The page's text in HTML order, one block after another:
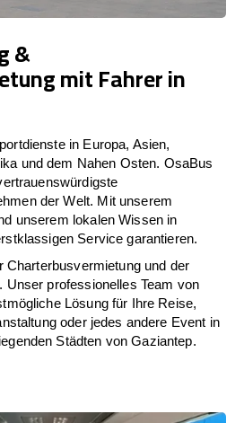
&
mit Fahrer in
in Europa, Asien,
und dem Nahen Osten. OsaBus
der Welt. Mit unserem
unserem lokalen Wissen in
Service garantieren.
Charterbusvermietung und der
Unser professionelles Team von
Lösung für Ihre Reise,
oder jedes andere Event in
Städten von Gaziantep.